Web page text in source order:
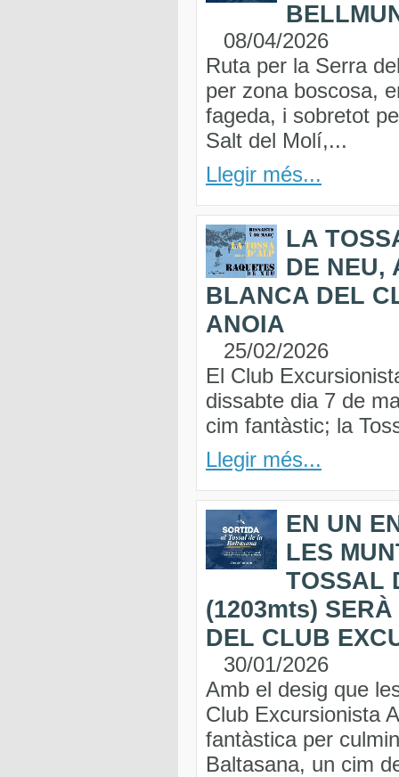
08/04/2026
Ruta per la Serra
per zona boscosa,
fageda, i sobretot
Salt del Molí,...
Llegir més...
LA
DE NEU,
BLANCA DEL
ANOIA
25/02/2026
El Club
dissabte dia 7 de
cim fantàstic; la
Llegir més...
EN UN
LES
TOSSAL
(1203mts)
DEL CLUB
30/01/2026
Amb el desig que
Club Excursionista
fantàstica per
Baltasana, un cim